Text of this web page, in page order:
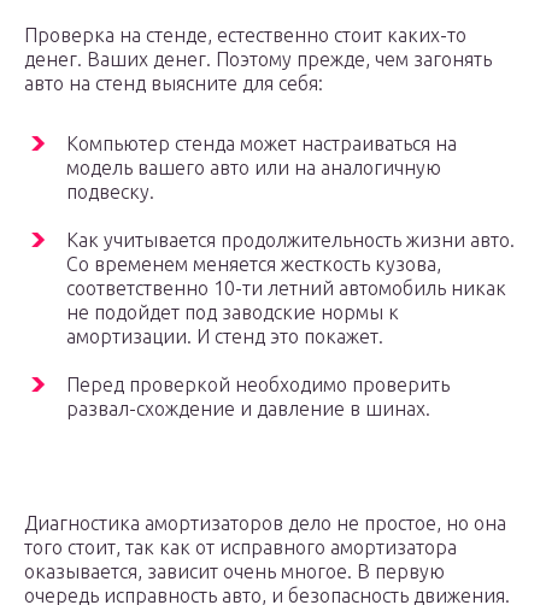
Проверка на стенде, естественно стоит каких-то
денег. Ваших денег. Поэтому прежде, чем загонять
авто на стенд выясните для себя:
Компьютер стенда может настраиваться на
модель вашего авто или на аналогичную
подвеску.
Как учитывается продолжительность жизни авто.
Со временем меняется жесткость кузова,
соответственно 10-ти летний автомобиль никак
не подойдет под заводские нормы к
амортизации. И стенд это покажет.
Перед проверкой необходимо проверить
развал-схождение и давление в шинах.
Диагностика амортизаторов дело не простое, но она
того стоит, так как от исправного амортизатора
оказывается, зависит очень многое. В первую
очередь исправность авто, и безопасность движения.